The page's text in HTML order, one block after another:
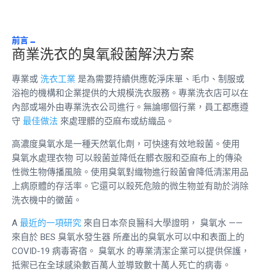
前言
商業洗衣的臭氧殺菌解決方案
專業或 洗衣工業 是為需要持續供應乾淨床單、毛巾、制服或
浴袍的機構和企業提供的大規模洗衣服務。專業洗衣店可以在
內部或場外由專業洗衣公司進行。無論哪個行業，員工都應遵
守 最佳做法 來處理髒的亞麻布或紡織品。
高濃度臭氧水是一種天然氧化劑，可快速有效地殺菌。使用
臭氧水處理衣物 可以殺菌並降低在髒衣服和亞麻布上的傳染
性微生物傳播風險。使用臭氧對織物進行殺菌會降低清潔用品
上病原體的存活率。它還可以殺死危險的微生物並有助於消除
洗衣機中的黴菌。
A 最近的一項研究 來自日本奈良醫科大學證明， 臭氧水 ——
來自於 BES 臭氧水發生器 所產出的臭氧水可以中和表面上的
COVID-19 病毒寄宿。 臭氧水 的專業清潔企業可以提供保護，
抵禦已在全球感染數百萬人並導致數十萬人死亡的病毒。